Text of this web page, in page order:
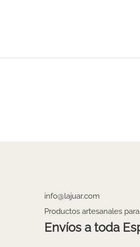
info@lajuar.com
Productos artesanales
Envíos a toda